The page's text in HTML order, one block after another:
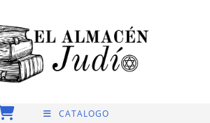
CATALOGO